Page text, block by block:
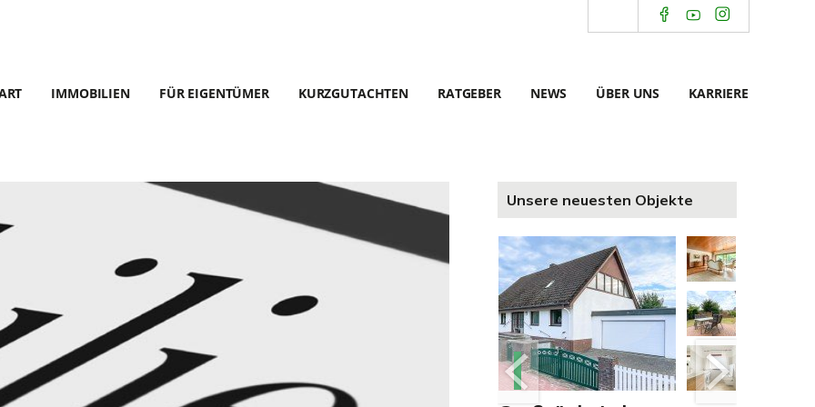
IMMOBILIEN FÜR EIGENTÜMER KURZGUTACHTEN RATGEBER NEWS ÜBER UNS KARRIERE
Unsere neuesten Objekte